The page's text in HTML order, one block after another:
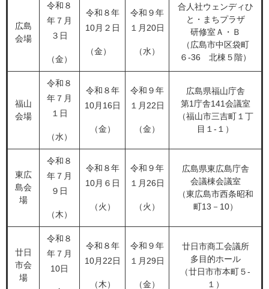
広島
会場
令和８
年７月
３日
（金）
令和８年
10月２日
（金）
令和９年
１月20日
（水）
合人社ウェンディひ
と・まちプラザ
研修室Ａ・Ｂ
（広島市中区袋町
６-36 北棟５階）
​福山
会場
令和８
年７月
１日
（水）
​令和８年
10月16日
（金）​
令和９年
１月22日
（金）
広島県福山庁舎
第1庁舎141会議室
（福山市三吉町１丁
目１-１）
東広
島会
場
令和８
年７月
９日
（木）
令和８年
10月６日
（火）
令和９年
１月26日
（火）
広島県東広島庁舎
会議棟会議室
（東広島市西条昭和
町13－10）
廿日
市会
場
令和８
年７月
10日
令和８年
10月22日
（木）
令和９年
１月29日
（金）
廿日市商工会議所
多目的ホール
（廿日市市本町５-
１）